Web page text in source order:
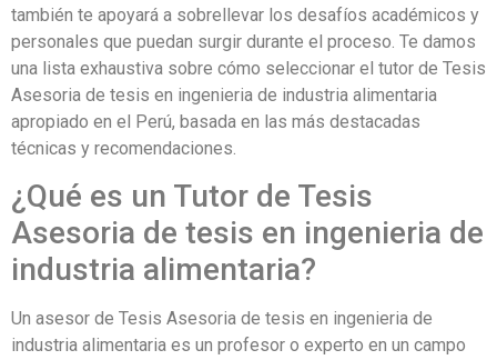
también te apoyará a sobrellevar los desafíos académicos y
personales que puedan surgir durante el proceso. Te damos
una lista exhaustiva sobre cómo seleccionar el tutor de Tesis
Asesoria de tesis en ingenieria de industria alimentaria
apropiado en el Perú, basada en las más destacadas
técnicas y recomendaciones.
¿Qué es un Tutor de Tesis
Asesoria de tesis en ingenieria de
industria alimentaria?
Un asesor de Tesis Asesoria de tesis en ingenieria de
industria alimentaria es un profesor o experto en un campo